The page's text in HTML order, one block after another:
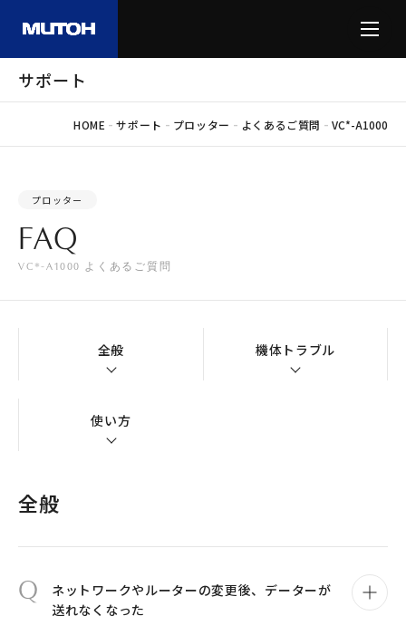
サポート
HOME -サポート - プロッター - よくあるご質問 - VC*-A1000
プロッター
FAQ
VC*-A1000 よくあるご質問
全般 機体トラブル
使い方
全般
Q
ネットワークやルーターの変更後、データーが
送れなくなった